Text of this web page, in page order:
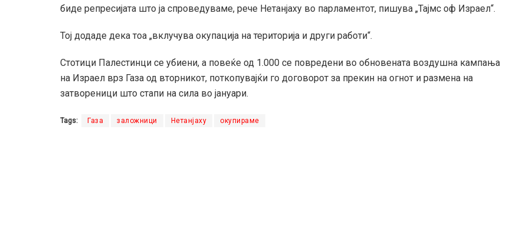
биде репресијата што ја спроведуваме, рече Нетанјаху во парламентот, пишува „Тајмс оф Израел“.
Тој додаде дека тоа „вклучува окупација на територија и други работи“.
Стотици Палестинци се убиени, а повеќе од 1.000 се повредени во обновената воздушна кампања
на Израел врз Газа од вторникот, поткопувајќи го договорот за прекин на огнот и размена на
затвореници што стапи на сила во јануари.
Tags: Газа заложници Нетанјаху окупираме